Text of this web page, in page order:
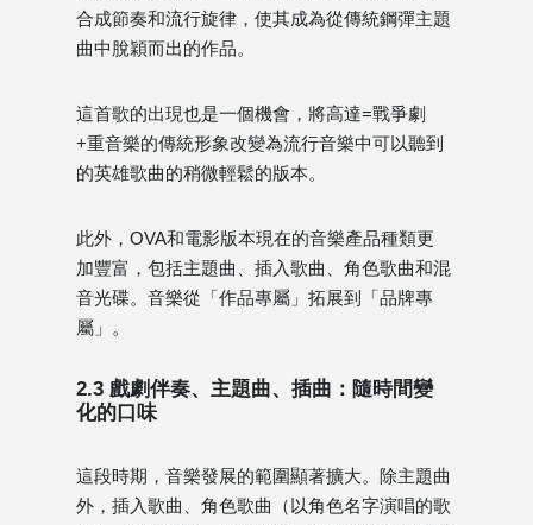
合成節奏和流行旋律，使其成為從傳統鋼彈主題
曲中脫穎而出的作品。
這首歌的出現也是一個機會，將高達=戰爭劇
+重音樂的傳統形象改變為流行音樂中可以聽到
的英雄歌曲的稍微輕鬆的版本。
此外，OVA和電影版本現在的音樂產品種類更
加豐富，包括主題曲、插入歌曲、角色歌曲和混
音光碟。音樂從「作品專屬」拓展到「品牌專
屬」。
2.3 戲劇伴奏、主題曲、插曲：隨時間變
化的口味
這段時期，音樂發展的範圍顯著擴大。除主題曲
外，插入歌曲、角色歌曲（以角色名字演唱的歌